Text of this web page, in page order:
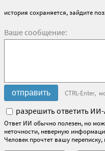
история сохраняется, зайдите
Ваше сообщение:
CTRL-Enter,
разрешить ответить ИИ-
Ответ ИИ обычно полезен, но
неточности, неверную
Человек прочтет вашу